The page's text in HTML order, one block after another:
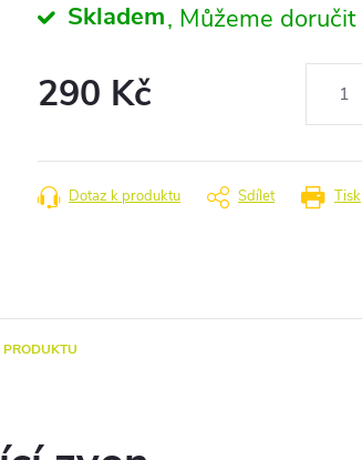
Skladem
290 Kč
Tisk
Dotaz k produktu Sdílet
PRODUKTU